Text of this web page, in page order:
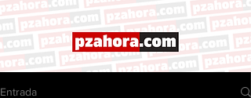
Entrada